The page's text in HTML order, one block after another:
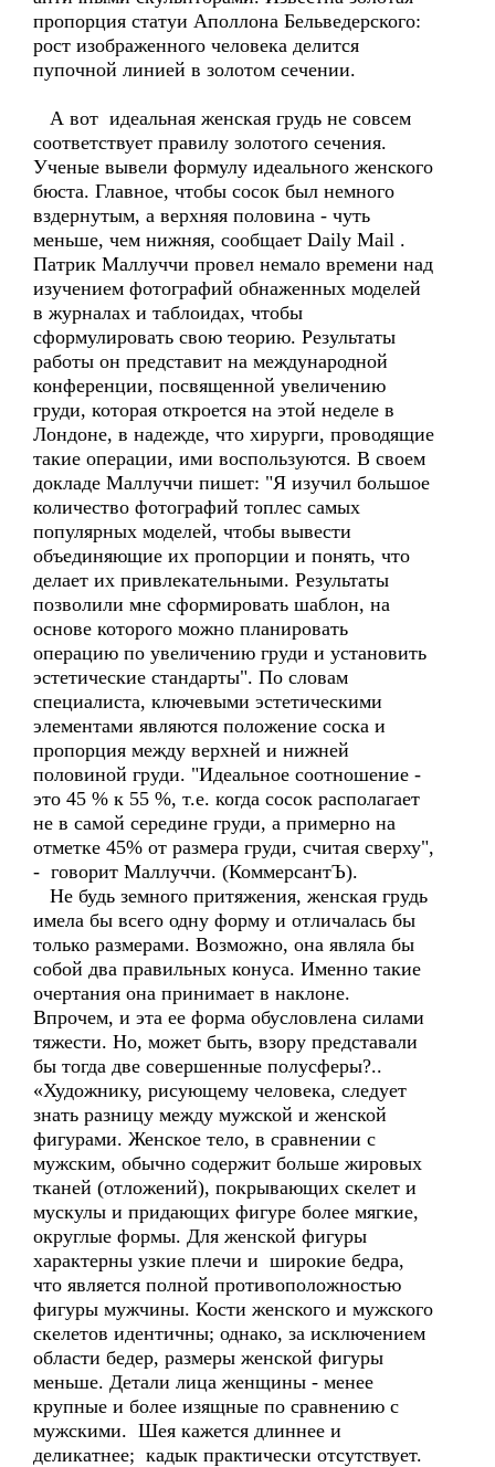
пропорция статуи Аполлона Бельведерского:
рост изображенного человека делится
пупочной линией в золотом сечении.
А вот идеальная женская грудь не совсем
соответствует правилу золотого сечения.
Ученые вывели формулу идеального женского
бюста. Главное, чтобы сосок был немного
вздернутым, а верхняя половина - чуть
меньше, чем нижняя, сообщает Daily Mail .
Патрик Маллуччи провел немало времени над
изучением фотографий обнаженных моделей
в журналах и таблоидах, чтобы
сформулировать свою теорию. Результаты
работы он представит на международной
конференции, посвященной увеличению
груди, которая откроется на этой неделе в
Лондоне, в надежде, что хирурги, проводящие
такие операции, ими воспользуются. В своем
докладе Маллуччи пишет: "Я изучил большое
количество фотографий топлес самых
популярных моделей, чтобы вывести
объединяющие их пропорции и понять, что
делает их привлекательными. Результаты
позволили мне сформировать шаблон, на
основе которого можно планировать
операцию по увеличению груди и установить
эстетические стандарты". По словам
специалиста, ключевыми эстетическими
элементами являются положение соска и
пропорция между верхней и нижней
половиной груди. "Идеальное соотношение -
это 45 % к 55 %, т.е. когда сосок располагает
не в самой середине груди, а примерно на
отметке 45% от размера груди, считая сверху",
- говорит Маллуччи. (КоммерсантЪ).
Не будь земного притяжения, женская грудь
имела бы всего одну форму и отличалась бы
только размерами. Возможно, она являла бы
собой два правильных конуса. Именно такие
очертания она принимает в наклоне.
Впрочем, и эта ее форма обусловлена силами
тяжести. Но, может быть, взору представали
бы тогда две совершенные полусферы?..
«Художнику, рисующему человека, следует
знать разницу между мужской и женской
фигурами. Женское тело, в сравнении с
мужским, обычно содержит больше жировых
тканей (отложений), покрывающих скелет и
мускулы и придающих фигуре более мягкие,
округлые формы. Для женской фигуры
характерны узкие плечи и широкие бедра,
что является полной противоположностью
фигуры мужчины. Кости женского и мужского
скелетов идентичны; однако, за исключением
области бедер, размеры женской фигуры
меньше. Детали лица женщины - менее
крупные и более изящные по сравнению с
мужскими. Шея кажется длиннее и
деликатнее; кадык практически отсутствует.